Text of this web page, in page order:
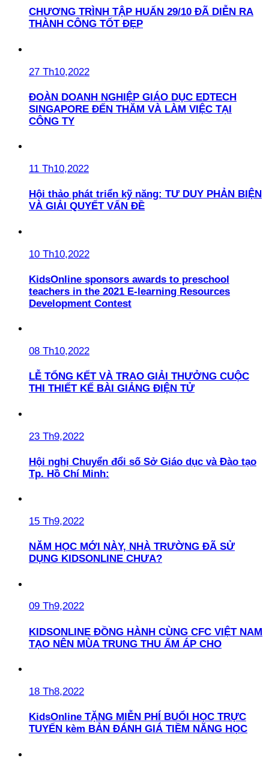
CHƯƠNG TRÌNH TẬP HUẤN 29/10 ĐÃ DIỄN RA
THÀNH CÔNG TỐT ĐẸP
27 Th10,2022
ĐOÀN DOANH NGHIỆP GIÁO DỤC EDTECH
SINGAPORE ĐẾN THĂM VÀ LÀM VIỆC TẠI
CÔNG TY
11 Th10,2022
Hội thảo phát triển kỹ năng: TƯ DUY PHẢN BIỆN
VÀ GIẢI QUYẾT VẤN ĐỀ
10 Th10,2022
KidsOnline sponsors awards to preschool
teachers in the 2021 E-learning Resources
Development Contest
08 Th10,2022
LỄ TỔNG KẾT VÀ TRAO GIẢI THƯỞNG CUỘC
THI THIẾT KẾ BÀI GIẢNG ĐIỆN TỬ
23 Th9,2022
Hội nghị Chuyển đổi số Sở Giáo dục và Đào tạo
Tp. Hồ Chí Minh:
15 Th9,2022
NĂM HỌC MỚI NÀY, NHÀ TRƯỜNG ĐÃ SỬ
DỤNG KIDSONLINE CHƯA?
09 Th9,2022
KIDSONLINE ĐỒNG HÀNH CÙNG CFC VIỆT NAM
TẠO NÊN MÙA TRUNG THU ẤM ÁP CHO
18 Th8,2022
KidsOnline TẶNG MIỄN PHÍ BUỔI HỌC TRỰC
TUYẾN kèm BẢN ĐÁNH GIÁ TIỀM NĂNG HỌC